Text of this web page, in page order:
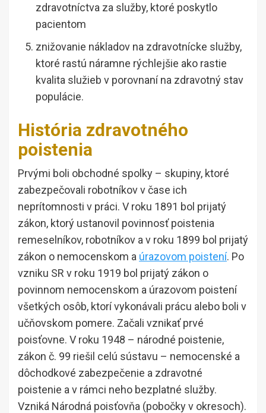
zdravotníctva za služby, ktoré poskytlo
pacientom
znižovanie nákladov na zdravotnícke služby,
ktoré rastú náramne rýchlejšie ako rastie
kvalita služieb v porovnaní na zdravotný stav
populácie.
História zdravotného
poistenia
Prvými boli obchodné spolky – skupiny, ktoré
zabezpečovali robotníkov v čase ich
neprítomnosti v práci. V roku 1891 bol prijatý
zákon, ktorý ustanovil povinnosť poistenia
remeselníkov, robotníkov a v roku 1899 bol prijatý
zákon o nemocenskom a úrazovom poistení. Po
vzniku SR v roku 1919 bol prijatý zákon o
povinnom nemocenskom a úrazovom poistení
všetkých osôb, ktorí vykonávali prácu alebo boli v
učňovskom pomere. Začali vznikať prvé
poisťovne. V roku 1948 – národné poistenie,
zákon č. 99 riešil celú sústavu – nemocenské a
dôchodkové zabezpečenie a zdravotné
poistenie a v rámci neho bezplatné služby.
Vzniká Národná poisťovňa (pobočky v okresoch).